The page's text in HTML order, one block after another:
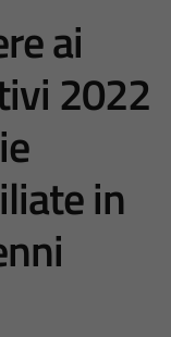
ai
2022
in